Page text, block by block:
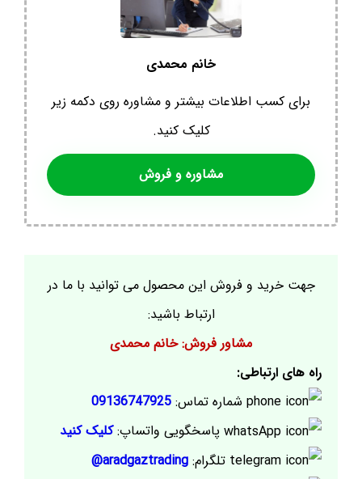
خانم محمدی
برای کسب اطلاعات بیشتر و مشاوره روی دکمه زیر
کلیک کنید.
مشاوره و فروش
جهت خرید و فروش این محصول می توانید با ما در
ارتباط باشید:
مشاور فروش: خانم محمدی
راه های ارتباطی:
شماره تماس: 09136747925
پاسخگویی واتساپ:کلیک کنید
تلگرام: aradgaztrading@